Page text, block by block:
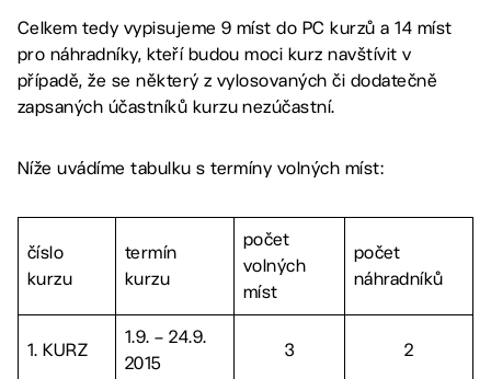
Celkem tedy vypisujeme 9 míst do PC kurzů a 14 míst
pro náhradníky, kteří budou moci kurz navštívit v
případě, že se některý z vylosovaných či dodatečně
zapsaných účastníků kurzu nezúčastní.
Níže uvádíme tabulku s termíny volných míst:
číslo
kurzu
termín
kurzu
počet
volných
míst
počet
náhradníků
1. KURZ
1.9. – 24.9.
2015
3 2